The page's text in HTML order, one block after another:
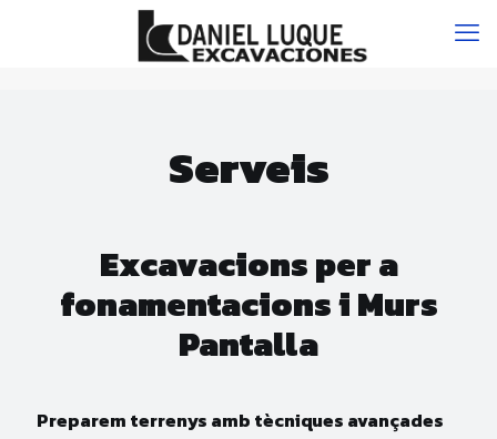
Serveis
Excavacions per a
fonamentacions i Murs
Pantalla
Preparem terrenys amb tècniques avançades